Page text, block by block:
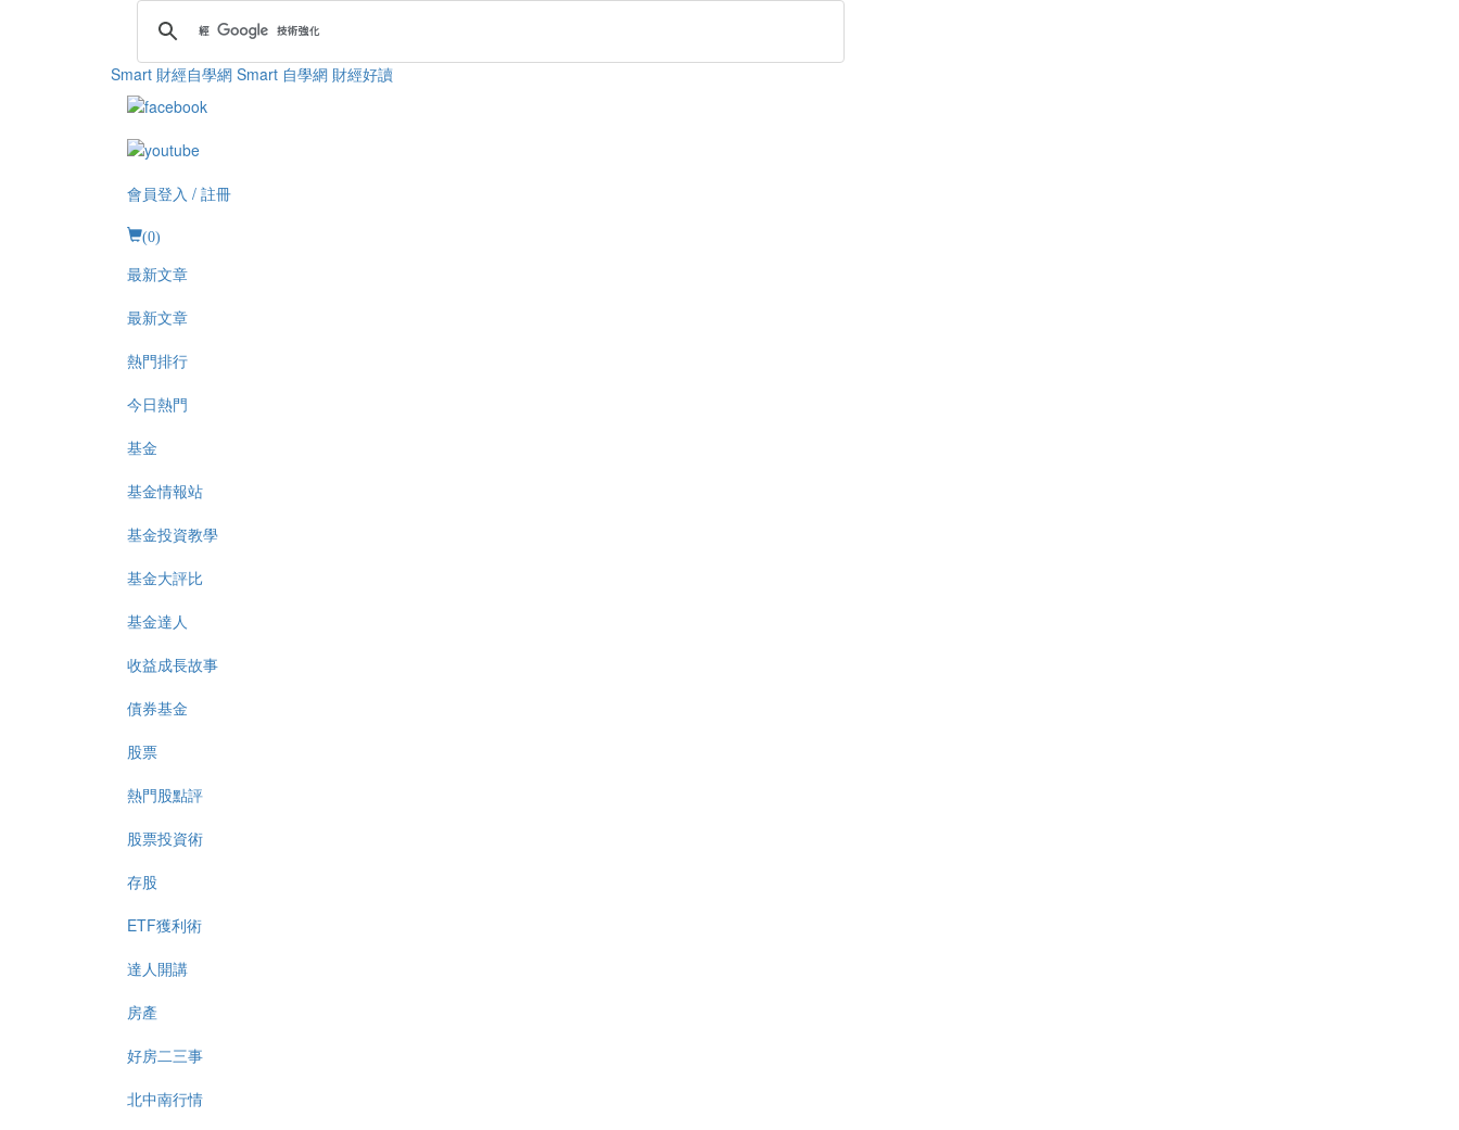
Smart 財經自學網 Smart 自學網 財經好讀
會員登入 / 註冊
(0)
最新文章
最新文章
熱門排行
今日熱門
基金
基金情報站
基金投資教學
基金大評比
基金達人
收益成長故事
債券基金
股票
熱門股點評
股票投資術
存股
ETF獲利術
達人開講
房產
好房二三事
北中南行情